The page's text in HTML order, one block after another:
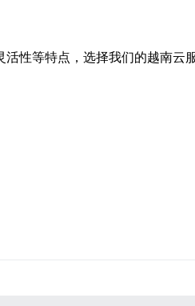
性等特点，选择我们的越南云